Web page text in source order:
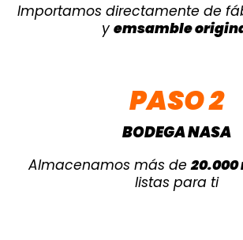
Importamos directamente de
y emsamble
PASO 2
BODEGA NASA
Almacenamos más de
listas para ti